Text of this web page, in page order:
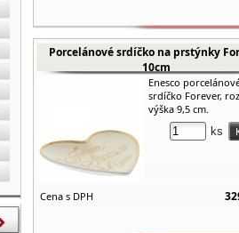
Porcelánové srdíčko na prstýnky
10cm
Enesco
srdíčko Forever,
výška 9,5 cm.
ks
Cena s DPH